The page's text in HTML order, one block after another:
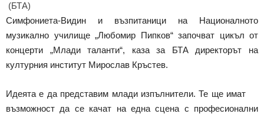
(БТА)
Симфониета-Видин и възпитаници на Националното
музикално училище „Любомир Пипков“ започват цикъл от
концерти „Млади таланти“, каза за БТА директорът на
културния институт Мирослав Кръстев.
Идеята е да представим млади изпълнители. Те ще имат
възможност да се качат на една сцена с професионални